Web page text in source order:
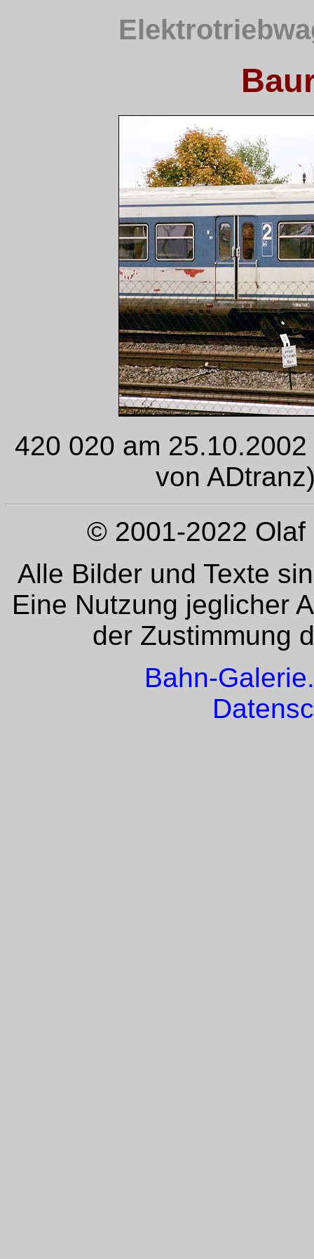
420 020 am
von
© 2001-2022 Olaf
Alle Bilder und Texte
Eine Nutzung jeglicher
der Zustimmung
Bahn-